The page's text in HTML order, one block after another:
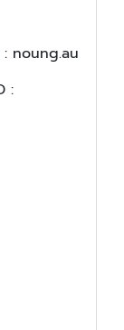
noung.au
: